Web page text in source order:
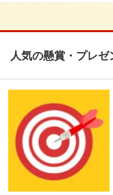
人気の懸賞・プレゼ